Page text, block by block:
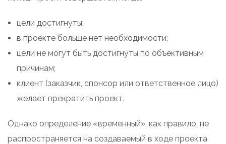
цели достигнуты;
в проекте больше нет необходимости;
цели не могут быть достигнуты по объективным
причинам;
клиент (заказчик, спонсор или ответственное лицо)
желает прекратить проект.
Однако определение «временный», как правило, не
распространяется на создаваемый в ходе проекта